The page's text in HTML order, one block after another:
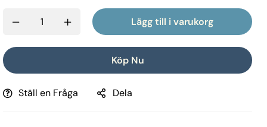
Lägg till i varukorg
Köp Nu
Ställ en Fråga Dela